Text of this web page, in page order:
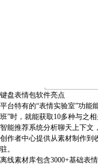
键盘表情包软件亮点
平台特有的“表情实验室”功能
班”时，就能获取10多种与之相
智能推荐系统分析聊天上下文
创作者中心提供从素材制作到
驻。
离线素材库包含3000+基础表